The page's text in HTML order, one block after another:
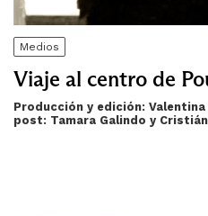
Medios
Viaje al centro de
Producción y edición:
post: Tamara Galindo y